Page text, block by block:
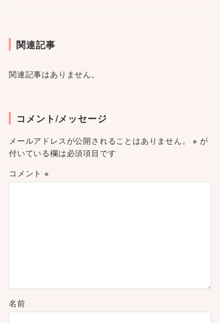
関連記事
関連記事はありません。
コメント/メッセージ
メールアドレスが公開されることはありません。 ※ が
付いている欄は必須項目です
コメント ※
名前